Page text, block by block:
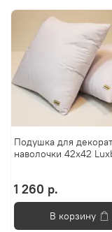
Подушка для
наволочки 42х42
1 260 р.
В корзину